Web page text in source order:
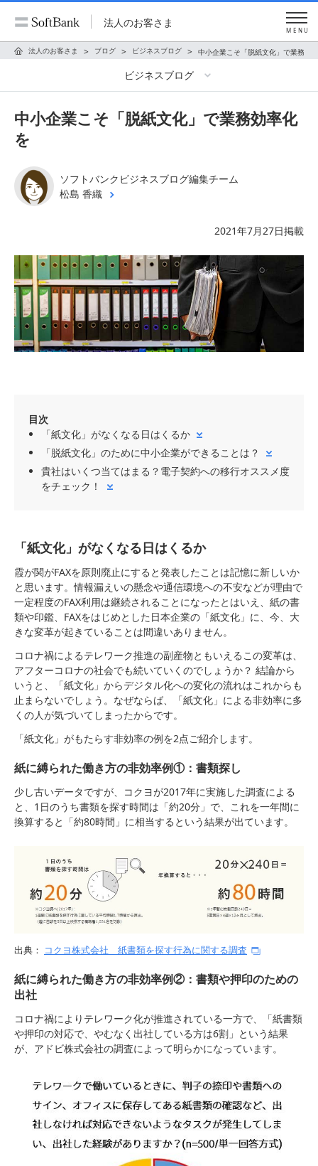
法人のお客さま
MENU
法人のお客さま ブログ ビジネスブログ 中小企業こそ「脱紙文化」で業務効
ビジネスブログ
中小企業こそ「脱紙文化」で業務効率化
を
ソフトバンクビジネスブログ編集チーム
松島 香織
2021年7月27日掲載
目次
「紙文化」がなくなる日はくるか
「脱紙文化」のために中小企業ができることは？
貴社はいくつ当てはまる？電子契約への移行オススメ度
をチェック！
「紙文化」がなくなる日はくるか
霞が関がFAXを原則廃止にすると発表したことは記憶に新しいか
と思います。情報漏えいの懸念や通信環境への不安などが理由で
一定程度のFAX利用は継続されることになったとはいえ、紙の書
類や印鑑、FAXをはじめとした日本企業の「紙文化」に、今、大
きな変革が起きていることは間違いありません。
コロナ禍によるテレワーク推進の副産物ともいえるこの変革は、
アフターコロナの社会でも続いていくのでしょうか？ 結論から
いうと、「紙文化」からデジタル化への変化の流れはこれからも
止まらないでしょう。なぜならば、「紙文化」による非効率に多
くの人が気づいてしまったからです。
「紙文化」がもたらす非効率の例を2点ご紹介します。
紙に縛られた働き方の非効率例①：書類探し
少し古いデータですが、コクヨが2017年に実施した調査による
と、1日のうち書類を探す時間は「約20分」で、これを一年間に
換算すると「約80時間」に相当するという結果が出ています。
出典： コクヨ株式会社 紙書類を探す行為に関する調査
紙に縛られた働き方の非効率例②：書類や押印のための
出社
コロナ禍によりテレワーク化が推進されている一方で、「紙書類
や押印の対応で、やむなく出社している方は6割」という結果
が、アドビ株式会社の調査によって明らかになっています。